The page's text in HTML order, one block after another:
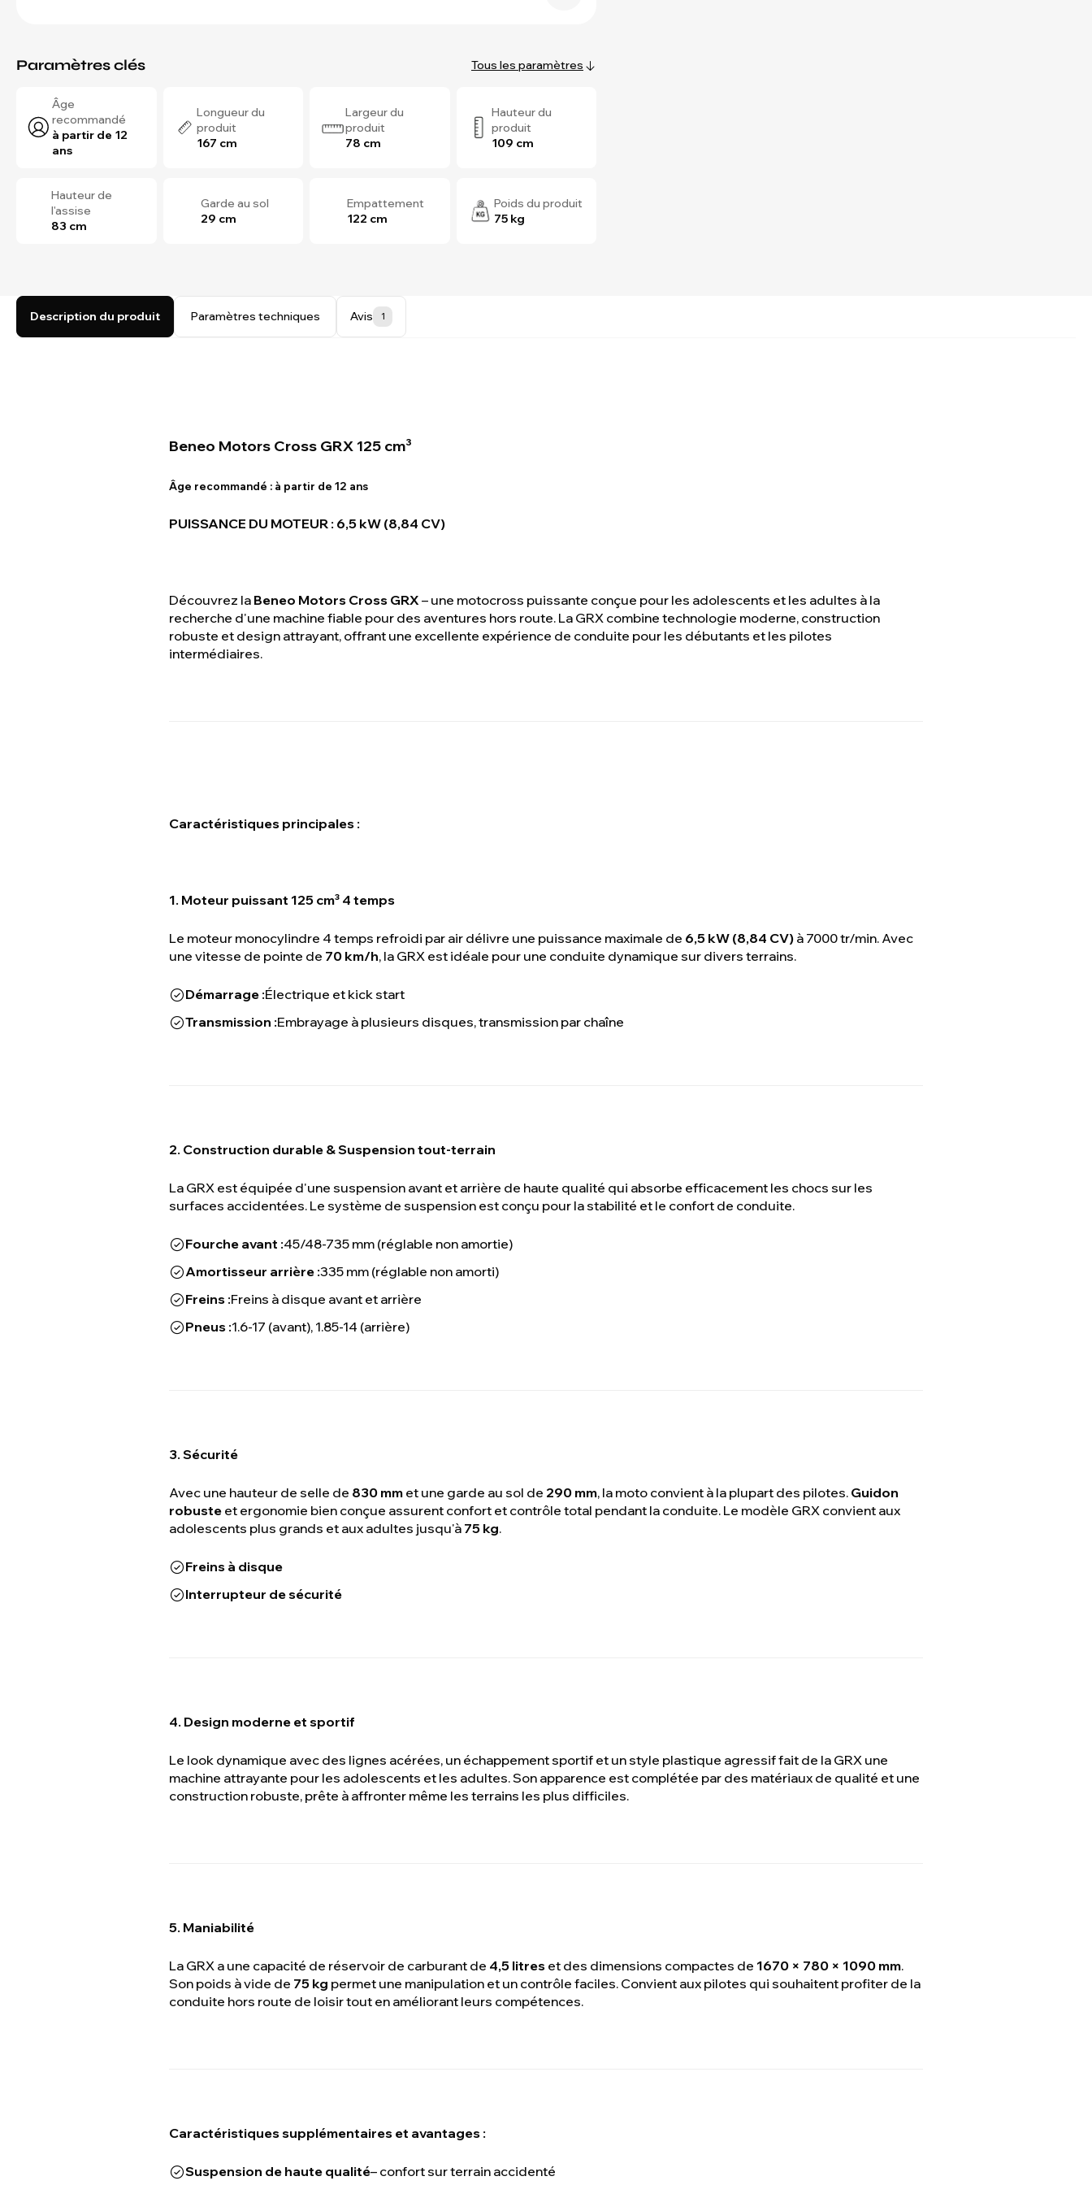
Paramètres clés Tous les paramètres
Âge
recommandé
à partir de 12
ans
Longueur du
produit
167 cm
Largeur du
produit
78 cm
Hauteur du
produit
109 cm
Hauteur de
l'assise
83 cm
Garde au sol
29 cm
Empattement
122 cm
Poids du produit
75 kg
Description du produit Paramètres techniques Avis 1
Beneo Motors Cross GRX 125 cm³
Âge recommandé : à partir de 12 ans
PUISSANCE DU MOTEUR : 6,5 kW (8,84 CV)
Découvrez la Beneo Motors Cross GRX – une motocross puissante conçue pour les adolescents et les adultes à la
recherche d'une machine fiable pour des aventures hors route. La GRX combine technologie moderne, construction
robuste et design attrayant, offrant une excellente expérience de conduite pour les débutants et les pilotes
intermédiaires.
Caractéristiques principales :
1. Moteur puissant 125 cm³ 4 temps
Le moteur monocylindre 4 temps refroidi par air délivre une puissance maximale de 6,5 kW (8,84 CV) à 7000 tr/min. Avec
une vitesse de pointe de 70 km/h, la GRX est idéale pour une conduite dynamique sur divers terrains.
Démarrage :Électrique et kick start
Transmission :Embrayage à plusieurs disques, transmission par chaîne
2. Construction durable & Suspension tout-terrain
La GRX est équipée d'une suspension avant et arrière de haute qualité qui absorbe efficacement les chocs sur les
surfaces accidentées. Le système de suspension est conçu pour la stabilité et le confort de conduite.
Fourche avant :45/48-735 mm (réglable non amortie)
Amortisseur arrière :335 mm (réglable non amorti)
Freins :Freins à disque avant et arrière
Pneus :1.6-17 (avant), 1.85-14 (arrière)
3. Sécurité
Avec une hauteur de selle de 830 mm et une garde au sol de 290 mm, la moto convient à la plupart des pilotes. Guidon
robuste et ergonomie bien conçue assurent confort et contrôle total pendant la conduite. Le modèle GRX convient aux
adolescents plus grands et aux adultes jusqu'à 75 kg.
Freins à disque
Interrupteur de sécurité
4. Design moderne et sportif
Le look dynamique avec des lignes acérées, un échappement sportif et un style plastique agressif fait de la GRX une
machine attrayante pour les adolescents et les adultes. Son apparence est complétée par des matériaux de qualité et une
construction robuste, prête à affronter même les terrains les plus difficiles.
5. Maniabilité
La GRX a une capacité de réservoir de carburant de 4,5 litres et des dimensions compactes de 1670 × 780 × 1090 mm.
Son poids à vide de 75 kg permet une manipulation et un contrôle faciles. Convient aux pilotes qui souhaitent profiter de la
conduite hors route de loisir tout en améliorant leurs compétences.
Caractéristiques supplémentaires et avantages :
Suspension de haute qualité– confort sur terrain accidenté